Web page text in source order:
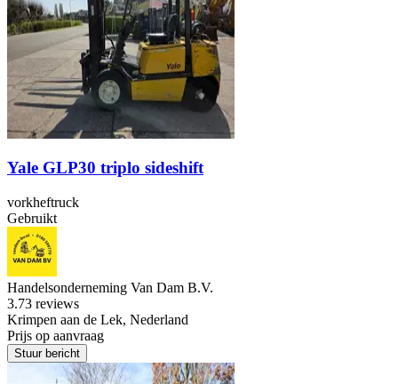
Yale GLP30 triplo sideshift
vorkheftruck
Gebruikt
Handelsonderneming Van Dam B.V.
3.73 reviews
Krimpen aan de Lek, Nederland
Prijs op aanvraag
Stuur bericht